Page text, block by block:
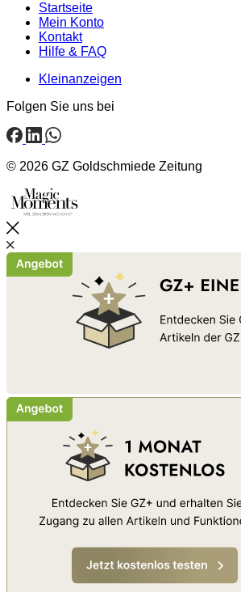
Startseite
Mein Konto
Kontakt
Hilfe & FAQ
Kleinanzeigen
Folgen Sie uns bei
© 2026 GZ Goldschmiede Zeitung
Schließen